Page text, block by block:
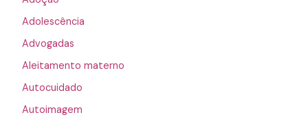
Adolescência
Advogadas
Aleitamento materno
Autocuidado
Autoimagem